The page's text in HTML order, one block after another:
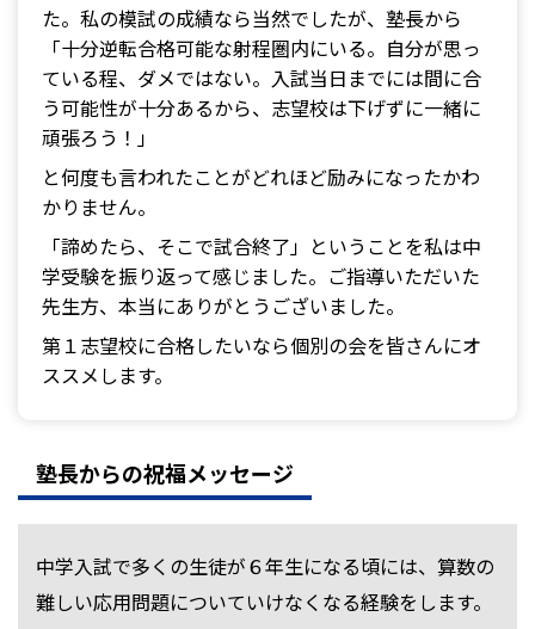
た。私の模試の成績なら当然でしたが、塾長から
「十分逆転合格可能な射程圏内にいる。自分が思っ
ている程、ダメではない。入試当日までには間に合
う可能性が十分あるから、志望校は下げずに一緒に
頑張ろう！」
と何度も言われたことがどれほど励みになったかわ
かりません。
「諦めたら、そこで試合終了」ということを私は中
学受験を振り返って感じました。ご指導いただいた
先生方、本当にありがとうございました。
第１志望校に合格したいなら個別の会を皆さんにオ
ススメします。
塾長からの祝福メッセージ
中学入試で多くの生徒が６年生になる頃には、算数の
難しい応用問題についていけなくなる経験をします。